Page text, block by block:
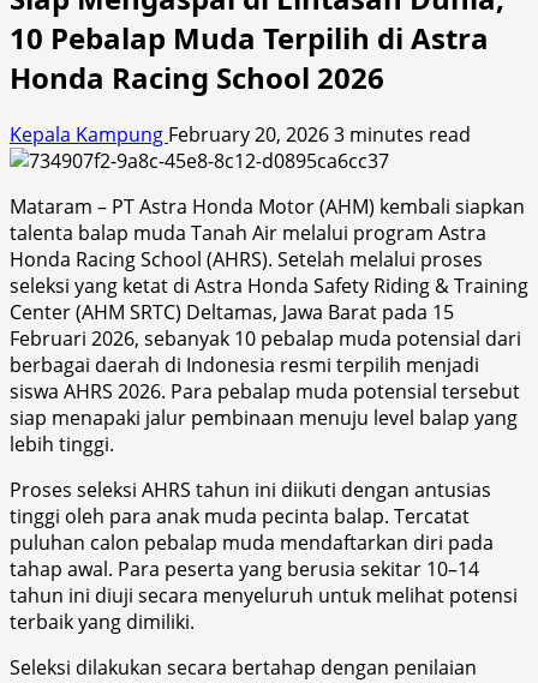
10 Pebalap Muda Terpilih di Astra
Honda Racing School 2026
Kepala Kampung February 20, 20263 minutes read
Mataram – PT Astra Honda Motor (AHM) kembali siapkan
talenta balap muda Tanah Air melalui program Astra
Honda Racing School (AHRS). Setelah melalui proses
seleksi yang ketat di Astra Honda Safety Riding & Training
Center (AHM SRTC) Deltamas, Jawa Barat pada 15
Februari 2026, sebanyak 10 pebalap muda potensial dari
berbagai daerah di Indonesia resmi terpilih menjadi
siswa AHRS 2026. Para pebalap muda potensial tersebut
siap menapaki jalur pembinaan menuju level balap yang
lebih tinggi.
Proses seleksi AHRS tahun ini diikuti dengan antusias
tinggi oleh para anak muda pecinta balap. Tercatat
puluhan calon pebalap muda mendaftarkan diri pada
tahap awal. Para peserta yang berusia sekitar 10–14
tahun ini diuji secara menyeluruh untuk melihat potensi
terbaik yang dimiliki.
Seleksi dilakukan secara bertahap dengan penilaian